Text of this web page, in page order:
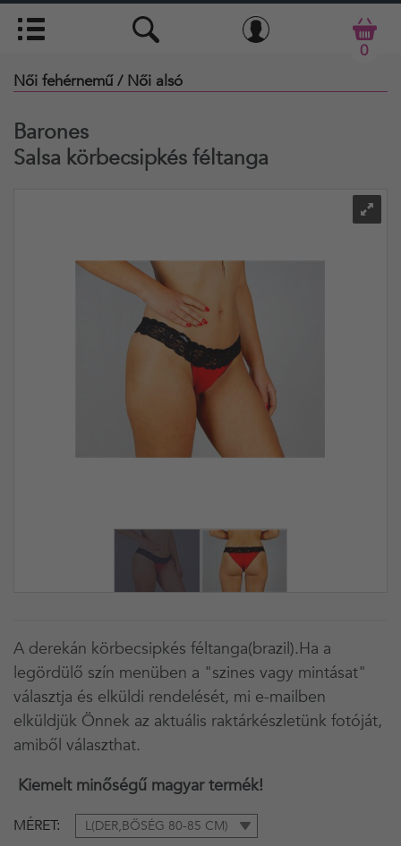
0
Női fehérnemű / Női alsó
Barones
Salsa körbecsipkés féltanga
A derekán körbecsipkés féltanga(brazil).Ha a
legördülő szín menüben a "szines vagy mintásat"
választja és elküldi rendelését, mi e-mailben
elküldjük Önnek az aktuális raktárkészletünk fotóját,
amiből választhat.
Kiemelt minőségű magyar termék!
MÉRET L(DER,BŐSÉG 80-85 CM)